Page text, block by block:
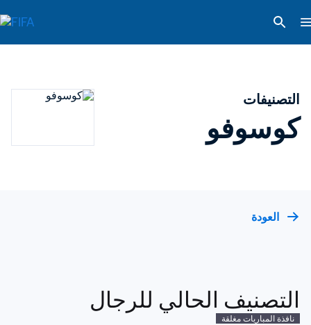
التصنيفات
كوسوفو
العودة
التصنيف الحالي للرجال
نافذة المباريات مغلقة